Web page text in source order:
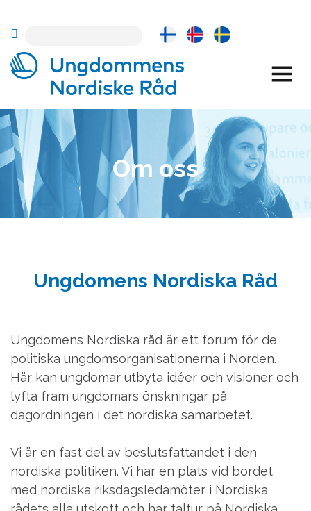
Om oss
Ungdomens Nordiska Råd
Ungdomens Nordiska råd är ett forum för de
politiska ungdomsorganisationerna i Norden.
Här kan ungdomar utbyta idéer och visioner och
lyfta fram ungdomars önskningar på
dagordningen i det nordiska samarbetet.
Vi är en fast del av beslutsfattandet i den
nordiska politiken. Vi har en plats vid bordet
med nordiska riksdagsledamöter i Nordiska